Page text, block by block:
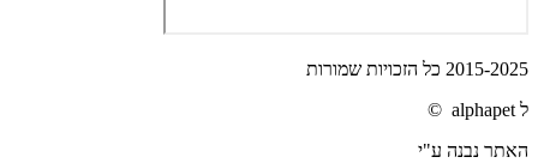
2015-2025 כל הזכויות שמורות
ל alphapet ©
האתר נבנה ע"י